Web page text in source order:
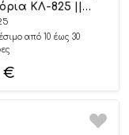
ΚΛ-825 ||
από 10 έως 30
€